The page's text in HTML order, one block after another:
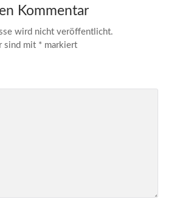
Kommentar
wird nicht veröffentlicht.
sind mit * markiert